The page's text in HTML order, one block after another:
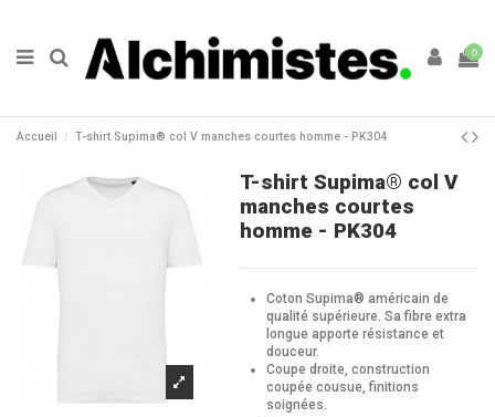
0
Accueil T-shirt Supima® col V manches courtes homme - PK304
T-shirt Supima® col V
manches courtes
homme - PK304
Coton Supima® américain de
qualité supérieure. Sa fibre extra
longue apporte résistance et
douceur.
Coupe droite, construction
coupée cousue, finitions
soignées.